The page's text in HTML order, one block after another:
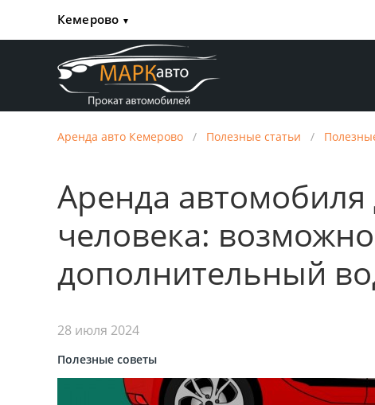
Кемерово ▼
Аренда авто Кемерово / Полезные статьи /
Аренда автомобиля
человека:
дополнительный
28 июля 2024
Полезные советы